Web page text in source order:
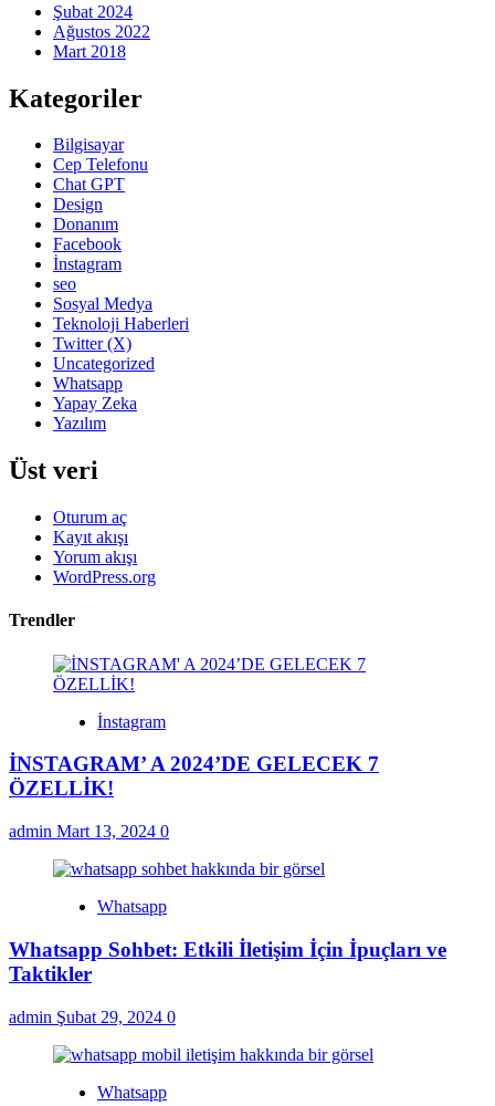
Şubat 2024
Ağustos 2022
Mart 2018
Kategoriler
Bilgisayar
Cep Telefonu
Chat GPT
Design
Donanım
Facebook
İnstagram
seo
Sosyal Medya
Teknoloji Haberleri
Twitter (X)
Uncategorized
Whatsapp
Yapay Zeka
Yazılım
Üst veri
Oturum aç
Kayıt akışı
Yorum akışı
WordPress.org
Trendler
İnstagram
İNSTAGRAM’ A 2024’DE GELECEK 7
ÖZELLİK!
admin Mart 13, 2024 0
Whatsapp
Whatsapp Sohbet: Etkili İletişim İçin İpuçları ve
Taktikler
admin Şubat 29, 2024 0
Whatsapp